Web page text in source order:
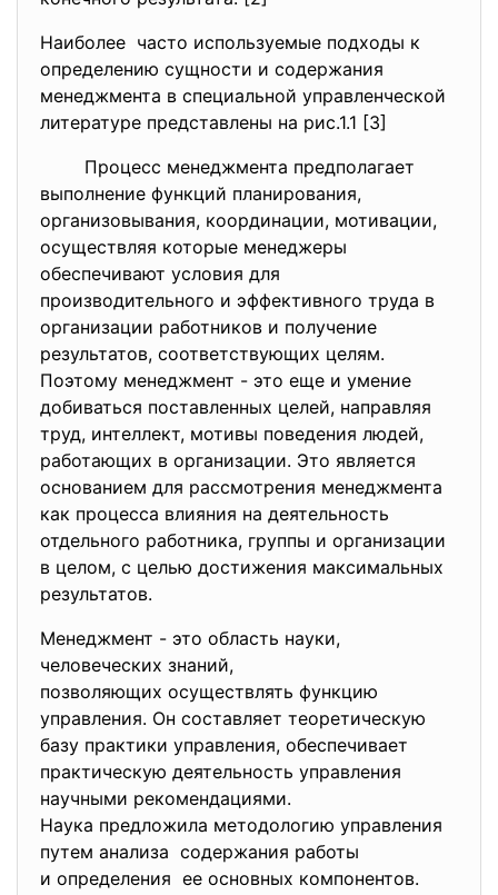
Наиболее часто используемые подходы к
определению сущности и содержания
менеджмента в специальной управленческой
литературе представлены на рис.1.1 [3]
Процесс менеджмента предполагает
выполнение функций планирования,
организовывания, координации, мотивации,
осуществляя которые менеджеры
обеспечивают условия для
производительного и эффективного труда в
организации работников и получение
результатов, соответствующих целям.
Поэтому менеджмент - это еще и умение
добиваться поставленных целей, направляя
труд, интеллект, мотивы поведения людей,
работающих в организации. Это является
основанием для рассмотрения менеджмента
как процесса влияния на деятельность
отдельного работника, группы и организации
в целом, с целью достижения максимальных
результатов.
Менеджмент - это область науки,
человеческих знаний,
позволяющих осуществлять функцию
управления. Он составляет теоретическую
базу практики управления, обеспечивает
практическую деятельность управления
научными рекомендациями.
Наука предложила методологию управления
путем анализа содержания работы
и определения ее основных компонентов.